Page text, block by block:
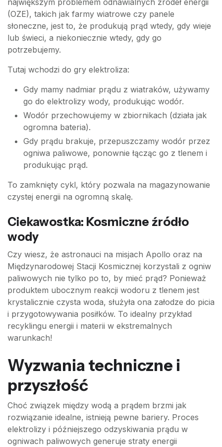
największym problemem odnawialnych źródeł energii
(OZE), takich jak farmy wiatrowe czy panele
słoneczne, jest to, że produkują prąd wtedy, gdy wieje
lub świeci, a niekoniecznie wtedy, gdy go
potrzebujemy.
Tutaj wchodzi do gry elektroliza:
Gdy mamy nadmiar prądu z wiatraków, używamy
go do elektrolizy wody, produkując wodór.
Wodór przechowujemy w zbiornikach (działa jak
ogromna bateria).
Gdy prądu brakuje, przepuszczamy wodór przez
ogniwa paliwowe, ponownie łącząc go z tlenem i
produkując prąd.
To zamknięty cykl, który pozwala na magazynowanie
czystej energii na ogromną skalę.
Ciekawostka: Kosmiczne źródło
wody
Czy wiesz, że astronauci na misjach Apollo oraz na
Międzynarodowej Stacji Kosmicznej korzystali z ogniw
paliwowych nie tylko po to, by mieć prąd? Ponieważ
produktem ubocznym reakcji wodoru z tlenem jest
krystalicznie czysta woda, służyła ona załodze do picia
i przygotowywania posiłków. To idealny przykład
recyklingu energii i materii w ekstremalnych
warunkach!
Wyzwania techniczne i
przyszłość
Choć związek między wodą a prądem brzmi jak
rozwiązanie idealne, istnieją pewne bariery. Proces
elektrolizy i późniejszego odzyskiwania prądu w
ogniwach paliwowych generuje straty energii